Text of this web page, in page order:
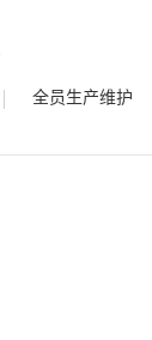
全员生产维护